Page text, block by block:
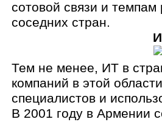
сотовой связи и темпам
соседних стран.
Тем не менее, ИТ в
компаний в этой
специалистов и
В 2001 году в Армении